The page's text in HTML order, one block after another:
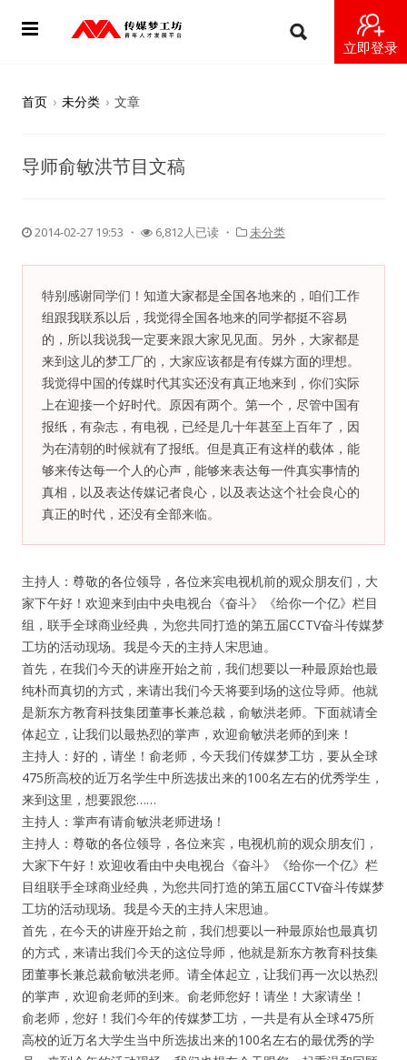
立即登录
导师
梦之星
视频
梦工坊视频
纪录片1 梦想开始的地方
纪录片2 青年人不同活法
纪录片3 我们都是青年偶像
活动
往届
出彩2016
变革2015
逐梦2014
辉煌2013
精彩2012
梦工坊圈
人脉圈
信息圈
品牌的力量
首页 › 未分类 › 文章
导师俞敏洪节目文稿
2014-02-27 19:53 ・ 6,812人已读 ・ 未分类
特别感谢同学们！知道大家都是全国各地来的，咱们工作
组跟我联系以后，我觉得全国各地来的同学都挺不容易
的，所以我说我一定要来跟大家见见面。另外，大家都是
来到这儿的梦工厂的，大家应该都是有传媒方面的理想。
我觉得中国的传媒时代其实还没有真正地来到，你们实际
上在迎接一个好时代。原因有两个。第一个，尽管中国有
报纸，有杂志，有电视，已经是几十年甚至上百年了，因
为在清朝的时候就有了报纸。但是真正有这样的载体，能
够来传达每一个人的心声，能够来表达每一件真实事情的
真相，以及表达传媒记者良心，以及表达这个社会良心的
真正的时代，还没有全部来临。
主持人：尊敬的各位领导，各位来宾电视机前的观众朋友们，大
家下午好！欢迎来到由中央电视台《奋斗》《给你一个亿》栏目
组，联手全球商业经典，为您共同打造的第五届CCTV奋斗传媒梦
工坊的活动现场。我是今天的主持人宋思迪。
首先，在我们今天的讲座开始之前，我们想要以一种最原始也最
纯朴而真切的方式，来请出我们今天将要到场的这位导师。他就
是新东方教育科技集团董事长兼总裁，俞敏洪老师。下面就请全
体起立，让我们以最热烈的掌声，欢迎俞敏洪老师的到来！
主持人：好的，请坐！俞老师，今天我们传媒梦工坊，要从全球
475所高校的近万名学生中所选拔出来的100名左右的优秀学生，
来到这里，想要跟您……
主持人：掌声有请俞敏洪老师进场！
主持人：尊敬的各位领导，各位来宾，电视机前的观众朋友们，
大家下午好！欢迎收看由中央电视台《奋斗》《给你一个亿》栏
目组联手全球商业经典，为您共同打造的第五届CCTV奋斗传媒梦
工坊的活动现场。我是今天的主持人宋思迪。
首先，在今天的讲座开始之前，我们想要以一种最原始也最真切
的方式，来请出我们今天的这位导师，他就是新东方教育科技集
团董事长兼总裁俞敏洪老师。请全体起立，让我们再一次以热烈
的掌声，欢迎俞老师的到来。俞老师您好！请坐！大家请坐！
俞老师，您好！我们今年的传媒梦工坊，一共是有从全球475所
高校的近万名大学生当中所选拔出来的100名左右的最优秀的学